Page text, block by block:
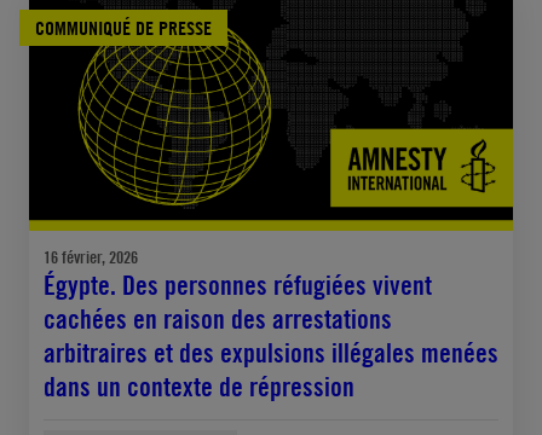
COMMUNIQUÉ DE PRESSE
16 février, 2026
Égypte. Des personnes réfugiées vivent
cachées en raison des arrestations
arbitraires et des expulsions illégales menées
dans un contexte de répression